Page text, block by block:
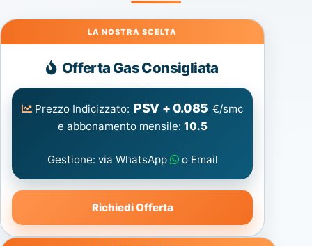
Gas
Offerta Gas Consigliata
Prezzo Indicizzato: PSV + 0.085 €/smc
e abbonamento mensile: 10.5
Gestione: via WhatsApp o Email
Richiedi Offerta